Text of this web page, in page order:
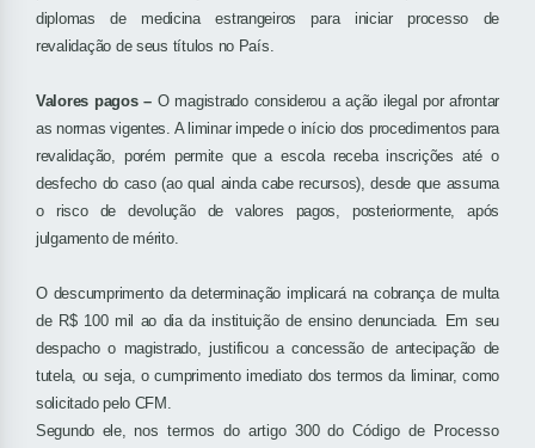
diplomas de medicina estrangeiros para iniciar processo de
revalidação de seus títulos no País.
Valores pagos – O magistrado considerou a ação ilegal por afrontar
as normas vigentes. A liminar impede o início dos procedimentos para
revalidação, porém permite que a escola receba inscrições até o
desfecho do caso (ao qual ainda cabe recursos), desde que assuma
o risco de devolução de valores pagos, posteriormente, após
julgamento de mérito.
O descumprimento da determinação implicará na cobrança de multa
de R$ 100 mil ao dia da instituição de ensino denunciada. Em seu
despacho o magistrado, justificou a concessão de antecipação de
tutela, ou seja, o cumprimento imediato dos termos da liminar, como
solicitado pelo CFM.
Segundo ele, nos termos do artigo 300 do Código de Processo